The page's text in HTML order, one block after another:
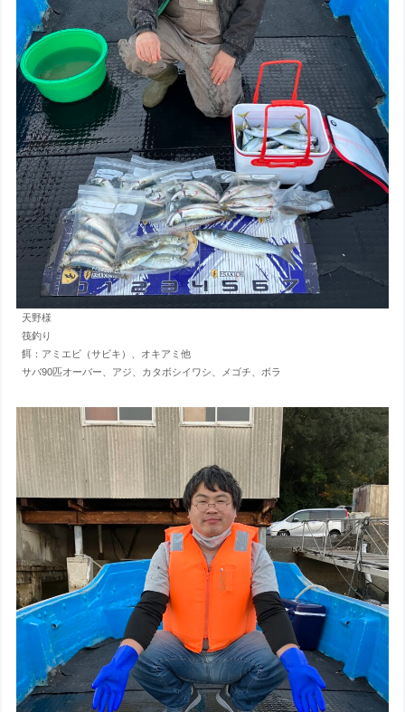
天野様
筏釣り
餌：アミエビ（サビキ）、オキアミ他
サバ90匹オーバー、アジ、カタボシイワシ、メゴチ、ボラ